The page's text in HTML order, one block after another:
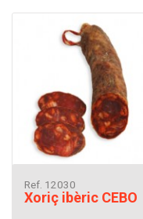
Ref. 12030
Xoriç ibèric CEBO